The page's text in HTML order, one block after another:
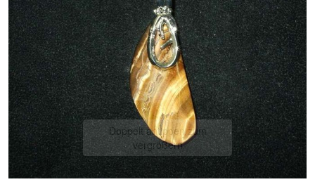
Doppelt antippen zum
vergrößern